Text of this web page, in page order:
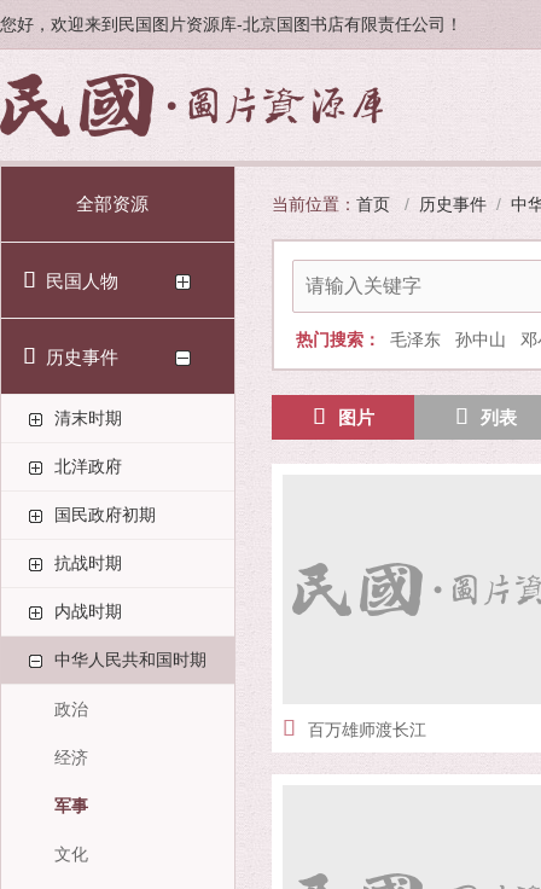
您好，欢迎来到民国图片资源库-北京国图书店有限责任公司！
全部资源
民国人物
历史事件
清末时期
北洋政府
国民政府初期
抗战时期
内战时期
中华人民共和国时期
政治
经济
军事
文化
当前位置： 首页 / 历史事件 / 中
热门搜索： 毛泽东 孙中山
图片 列表
百万雄师渡长江